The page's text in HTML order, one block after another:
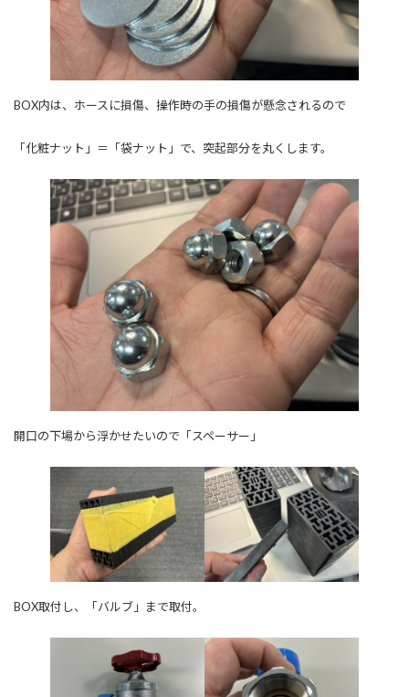
BOX内は、ホースに損傷、操作時の手の損傷が懸念されるので
「化粧ナット」＝「袋ナット」で、突起部分を丸くします。
開口の下場から浮かせたいので「スペーサー」
BOX取付し、「バルブ」まで取付。